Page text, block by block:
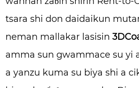
tsara shi don daidaikun
neman mallakar lasisin
amma sun gwammace su yi
a yanzu kuma su biya shi a